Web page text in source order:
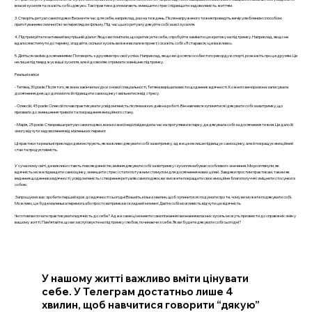
власні зусилля та скажіть собі «дякую». Такі практики допомагають зменшити стрес і підвищити задоволеність життям.
3. Створіть ритуал самоподяки: Визначте час для себе, наприклад, раз на тиждень. Після напруженого тижня проведіть вечір улюбленим способом:
приготуванням смачної їжі чи переглядом фільму. Під час цього ритуалу дякуйте собі за всі зусилля.
4. Підтримуйте позитивний внутрішній діалог: Якщо ви помітили, що критикуєте себе, спробуйте замінити цю критику на підтримку. Наприклад, якщо не
вдалося встигнути до терміну, згадайте, скільки зусиль ви вже вклали в проект, і скажіть собі: «Я старався, і це важливо».
5. Діліться своїми досягненнями: Поговоріть з друзями про свої успіхи. Наприклад, якщо ви досягли особистого рекорду в спорті, розкажіть про це друзям. Це
не лише підтверджує ваші зусилля, але й дозволяє отримати зовнішню підтримку.
Реальні кейси
- Тетяна, 30 років: Після того, як вона закінчила курси з нової спеціальності, Тетяна вирішила вести щоденник вдячності. Кожного вечора вона записувала
досягнення дня, що допомогло їй підвищити самооцінку і звільнитися від стресу.
- Олексій, 45 років: Олексій почав практикувати усвідомленість після важких днів на роботі. Він навчився зупинятися і дякувати собі за витримку, що
призвело до зменшення тривоги та покращення емоційного стану.
- Марія, 25 років: Створивши ритуал самоподяки, вона кожної неділі відводила час на прогулянки в парку, де дякувала собі за досягнення тижня. Це дало їй
змогу відчути задоволення від маленьких перемог.
Ці практики та реальні приклади демонструють, як важливо дякувати собі за витримку, адже це не лише підвищує самооцінку, але й покращує емоційний
стан та продуктивність.
У сучасному світі, де виклики стають повсякденністю, вміння дякувати собі за витримку і зусилля набуває особливого значення. Ми розглянули, як
вдячність може підвищити самооцінку, зменшити стрес і стати потужним стимулом для досягнення нових цілей. Завдяки простим практикам, таким як
ведення щоденника вдячності, усвідомленість і створення ритуалів самоподяки, ви зможете покращити своє емоційне благополуччя і зміцнити стосунки із
собою.
Запрошуємо вас зробити перший крок до вдячності сьогодні Візьміть кілька хвилин, щоб зупинитися і подумати про те, чому ви можете подякувати собі.
Можливо, це буде маленька перемога або просто витримка в складний момент. Дайте собі можливість відчути цю вдячність
Чи готові ви почати практикувати вдячність до себе? Адже саме ці моменти самопізнання і визнання власних зусиль можуть призвести до справжніх змін у
вашому житті. Пам’ятайте, що ви заслуговуєте на підтримку і любов, починаючи з себе. Як ви будете дякувати собі сьогодні?
У нашому житті важливо вміти цінувати
себе. У Телеграм достатньо лише 4
хвилин, щоб навчитися говорити “дякую”